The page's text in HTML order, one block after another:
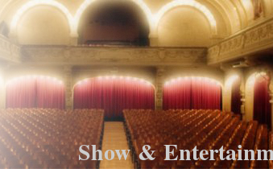
Show &